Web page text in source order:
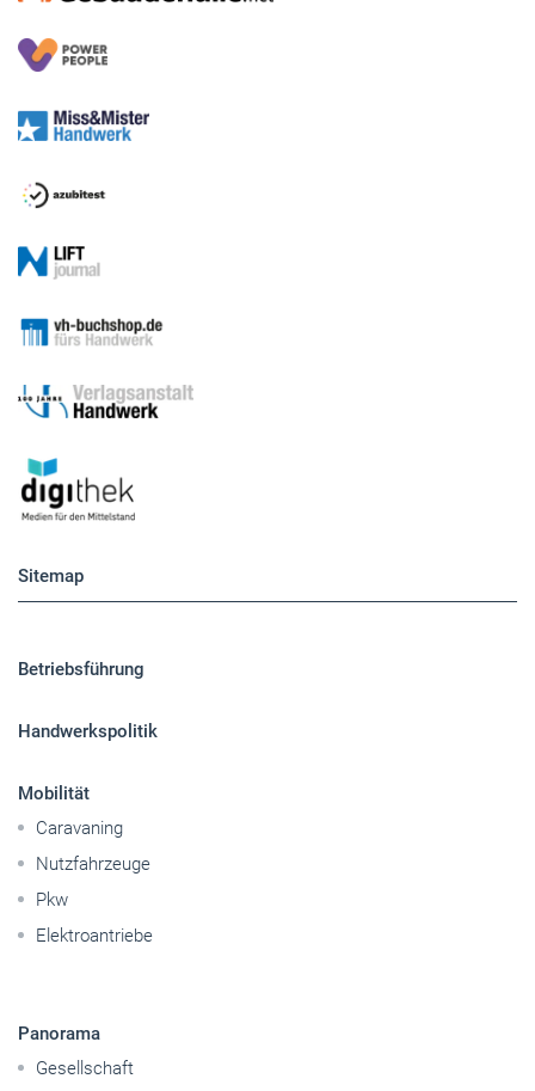
Sitemap
Betriebsführung
Handwerkspolitik
Mobilität
Caravaning
Nutzfahrzeuge
Pkw
Elektroantriebe
Panorama
Gesellschaft